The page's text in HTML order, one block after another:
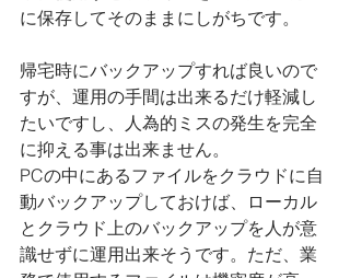
に保存してそのままにしがちです。
帰宅時にバックアップすれば良いので
すが、運用の手間は出来るだけ軽減し
たいですし、人為的ミスの発生を完全
に抑える事は出来ません。
PCの中にあるファイルをクラウドに自
動バックアップしておけば、ローカル
とクラウド上のバックアップを人が意
識せずに運用出来そうです。ただ、業